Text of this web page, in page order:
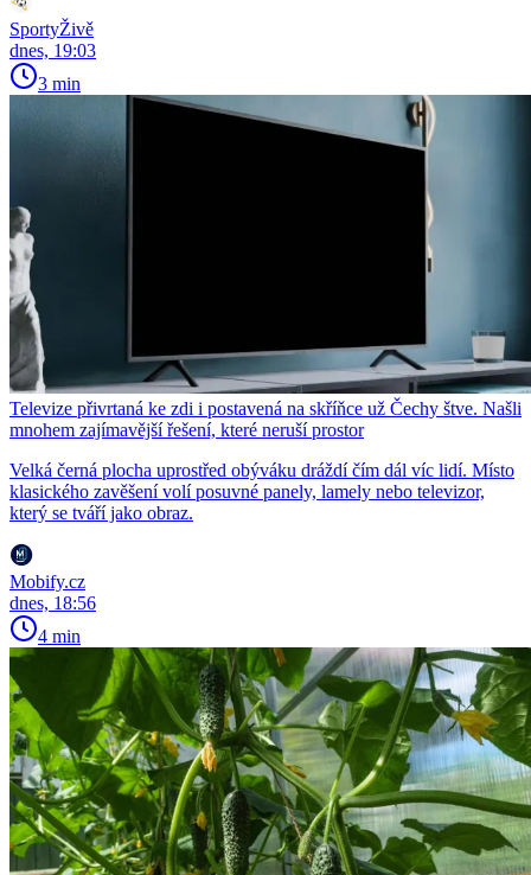
SportyŽivě
dnes, 19:03
3 min
Televize přivrtaná ke zdi i postavená na skříňce už Čechy štve. Našli
mnohem zajímavější řešení, které neruší prostor
Velká černá plocha uprostřed obýváku dráždí čím dál víc lidí. Místo
klasického zavěšení volí posuvné panely, lamely nebo televizor,
který se tváří jako obraz.
Mobify.cz
dnes, 18:56
4 min